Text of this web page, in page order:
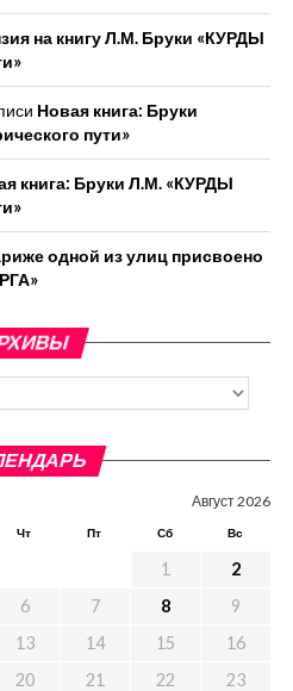
на книгу Л.М. Бруки «КУРДЫ
Новая книга: Бруки
пути»
книга: Бруки Л.М. «КУРДЫ
одной из улиц присвоено
Август 2026
Чт Пт Сб Вс
1
2
6 7 8
9
13 14 15
16
20 21 22
23